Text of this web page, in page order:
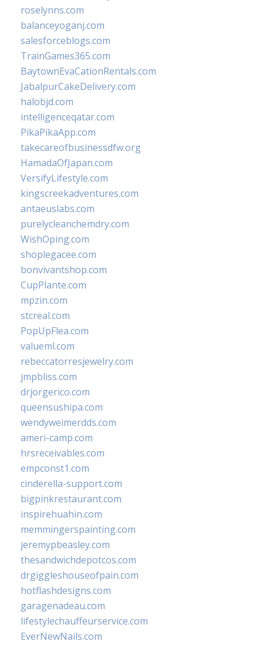
roselynns.com
balanceyoganj.com
salesforceblogs.com
TrainGames365.com
BaytownEvaCationRentals.com
JabalpurCakeDelivery.com
halobjd.com
intelligenceqatar.com
PikaPikaApp.com
takecareofbusinessdfw.org
HamadaOfJapan.com
VersifyLifestyle.com
kingscreekadventures.com
antaeuslabs.com
purelycleanchemdry.com
WishOping.com
shoplegacee.com
bonvivantshop.com
CupPlante.com
mpzin.com
stcreal.com
PopUpFlea.com
valueml.com
rebeccatorresjewelry.com
jmpbliss.com
drjorgerico.com
queensushipa.com
wendyweimerdds.com
ameri-camp.com
hrsreceivables.com
empconst1.com
cinderella-support.com
bigpinkrestaurant.com
inspirehuahin.com
memmingerspainting.com
jeremypbeasley.com
thesandwichdepotcos.com
drgiggleshouseofpain.com
hotflashdesigns.com
garagenadeau.com
lifestylechauffeurservice.com
EverNewNails.com